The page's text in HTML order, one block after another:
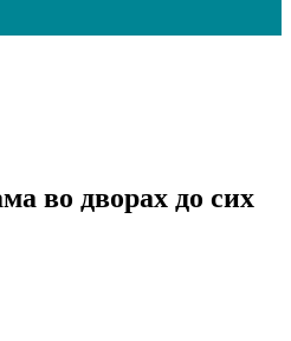
во дворах до сих